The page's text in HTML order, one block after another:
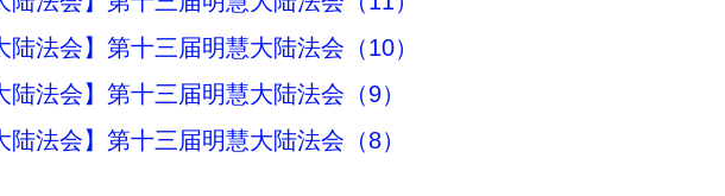
陆法会】第十三届明慧大陆法会（10）
陆法会】第十三届明慧大陆法会（9）
陆法会】第十三届明慧大陆法会（8）